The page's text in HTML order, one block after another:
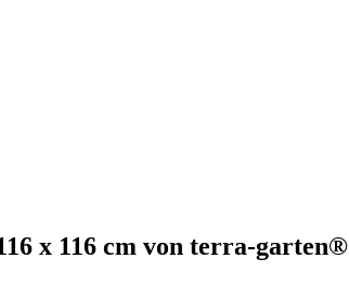
x 116 cm von terra-garten®